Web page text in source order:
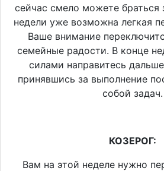
сейчас смело можете браться
недели уже возможна легкая
Ваше внимание
семейные радости. В конце
силами направитесь
принявшись за выполнение
собой задач.
КОЗЕРОГ:
Вам на этой неделе нужно